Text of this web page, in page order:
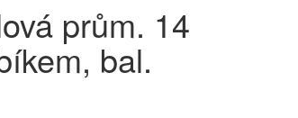
prům. 14
bal.